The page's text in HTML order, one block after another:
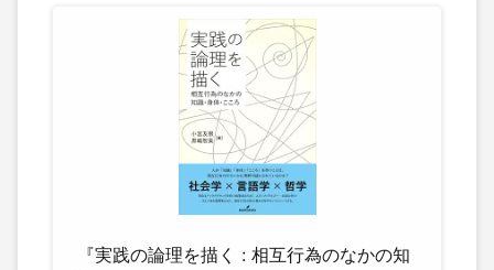
『実践の論理を描く : 相互行為のなかの知